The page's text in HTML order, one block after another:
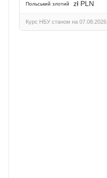
Польський злотий zł PLN
Курс НБУ станом на 07.08.2026